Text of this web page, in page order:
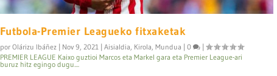
Futbola-Premier Leagueko fitxaketak
por Olárizu Ibáñez| Nov 9, 2021 | Aisialdia Kirola Mundua | 0
|
PREMIER LEAGUE Kaixo guztioi Marcos eta Markel gara eta Premier League-ari
buruz hitz egingo dugu....